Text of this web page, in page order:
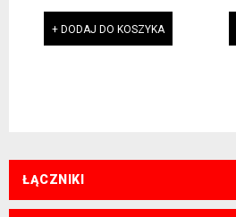
+ DODAJ DO KOSZYKA
ŁĄCZNIKI